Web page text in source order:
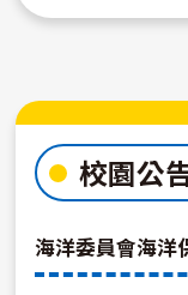
校園公
海洋委員會海洋